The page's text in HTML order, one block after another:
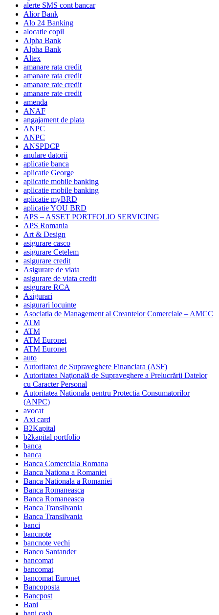
alerte SMS cont bancar
Alior Bank
Alo 24 Banking
alocatie copil
Alpha Bank
Alpha Bank
Altex
amanare rata credit
amanare rata credit
amanare rate credit
amanare rate credit
amenda
ANAF
angajament de plata
ANPC
ANPC
ANSPDCP
anulare datorii
aplicatie banca
aplicatie George
aplicatie mobile banking
aplicatie mobile banking
aplicatie myBRD
aplicatie YOU BRD
APS – ASSET PORTFOLIO SERVICING
APS Romania
Art & Design
asigurare casco
asigurare Cetelem
asigurare credit
Asigurare de viata
asigurare de viata credit
asigurare RCA
Asigurari
asigurari locuinte
Asociatia de Management al Creantelor Comerciale – AMCC
ATM
ATM
ATM Euronet
ATM Euronet
auto
Autoritatea de Supraveghere Financiara (ASF)
Autoritatea Naţională de Supraveghere a Prelucrării Datelor
cu Caracter Personal
Autoritatea Nationala pentru Protectia Consumatorilor
(ANPC)
avocat
Axi card
B2Kapital
b2kapital portfolio
banca
banca
Banca Comerciala Romana
Banca Nationa a Romaniei
Banca Nationala a Romaniei
Banca Romaneasca
Banca Romaneasca
Banca Transilvania
Banca Transilvania
banci
bancnote
bancnote vechi
Banco Santander
bancomat
bancomat
bancomat Euronet
Bancoposta
Bancpost
Bani